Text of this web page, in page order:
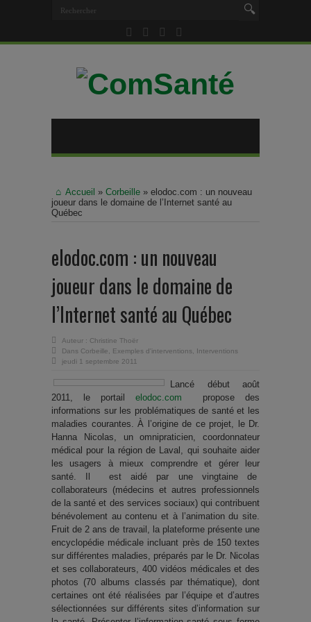
Accueil » Corbeille » elodoc.com : un nouveau
joueur dans le domaine de l’Internet santé au
Québec
elodoc.com : un nouveau
joueur dans le domaine de
l’Internet santé au Québec
Auteur : Christine Thoër
Dans Corbeille Exemples d'interventions
Interventions
jeudi 1 septembre 2011
Lancé début août
2011, le portail elodoc.com propose des
informations sur les problématiques de santé et les
maladies courantes. À l’origine de ce projet, le Dr.
Hanna Nicolas, un omnipraticien, coordonnateur
médical pour la région de Laval, qui souhaite aider
les usagers à mieux comprendre et gérer leur
santé. Il est aidé par une vingtaine de
collaborateurs (médecins et autres professionnels
de la santé et des services sociaux) qui contribuent
bénévolement au contenu et à l’animation du site.
Fruit de 2 ans de travail, la plateforme présente une
encyclopédie médicale incluant près de 150 textes
sur différentes maladies, préparés par le Dr. Nicolas
et ses collaborateurs, 400 vidéos médicales et des
photos (70 albums classés par thématique), dont
certaines ont été réalisées par l’équipe et d’autres
sélectionnées sur différents sites d’information sur